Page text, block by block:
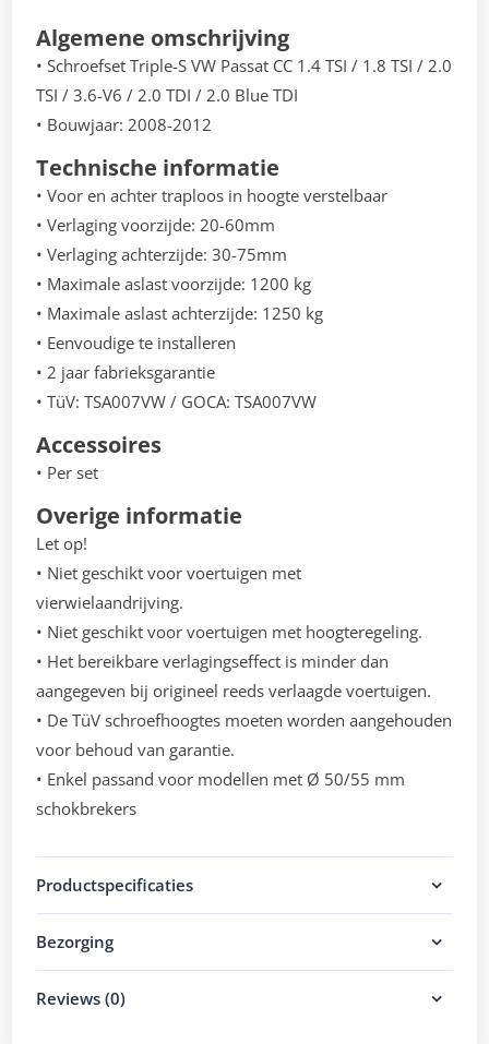
Algemene omschrijving
• Schroefset Triple-S VW Passat CC 1.4 TSI / 1.8 TSI / 2.0
TSI / 3.6-V6 / 2.0 TDI / 2.0 Blue TDI
• Bouwjaar: 2008-2012
Technische informatie
• Voor en achter traploos in hoogte verstelbaar
• Verlaging voorzijde: 20-60mm
• Verlaging achterzijde: 30-75mm
• Maximale aslast voorzijde: 1200 kg
• Maximale aslast achterzijde: 1250 kg
• Eenvoudige te installeren
• 2 jaar fabrieksgarantie
• TüV: TSA007VW / GOCA: TSA007VW
Accessoires
• Per set
Overige informatie
Let op!
• Niet geschikt voor voertuigen met
vierwielaandrijving.
• Niet geschikt voor voertuigen met hoogteregeling.
• Het bereikbare verlagingseffect is minder dan
aangegeven bij origineel reeds verlaagde voertuigen.
• De TüV schroefhoogtes moeten worden aangehouden
voor behoud van garantie.
• Enkel passand voor modellen met Ø 50/55 mm
schokbrekers
Productspecificaties
Bezorging
Reviews (0)